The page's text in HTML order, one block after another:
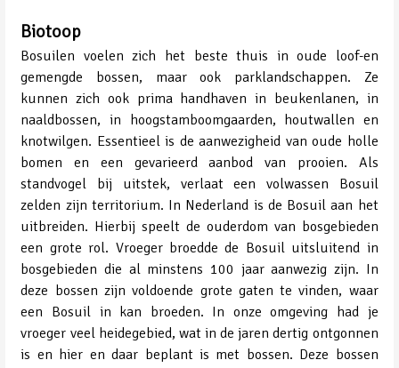
Biotoop
Bosuilen voelen zich het beste thuis in oude loof-en
gemengde bossen, maar ook parklandschappen. Ze
kunnen zich ook prima handhaven in beukenlanen, in
naaldbossen, in hoogstamboomgaarden, houtwallen en
knotwilgen. Essentieel is de aanwezigheid van oude holle
bomen en een gevarieerd aanbod van prooien. Als
standvogel bij uitstek, verlaat een volwassen Bosuil
zelden zijn territorium. In Nederland is de Bosuil aan het
uitbreiden. Hierbij speelt de ouderdom van bosgebieden
een grote rol. Vroeger broedde de Bosuil uitsluitend in
bosgebieden die al minstens 100 jaar aanwezig zijn. In
deze bossen zijn voldoende grote gaten te vinden, waar
een Bosuil in kan broeden. In onze omgeving had je
vroeger veel heidegebied, wat in de jaren dertig ontgonnen
is en hier en daar beplant is met bossen. Deze bossen